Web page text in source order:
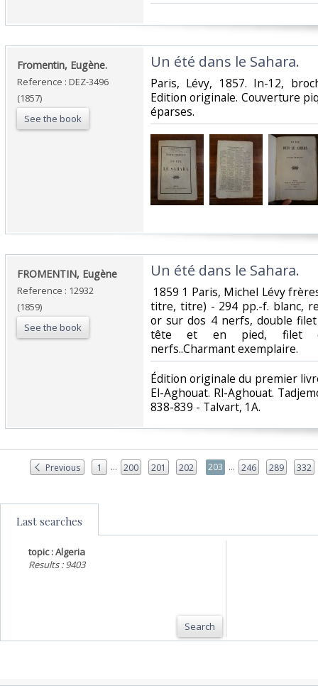
‎Fromentin, Eugène.‎
Reference : DEZ-3496
(1857)
See the book
‎Un été dans le Sahara. ‎
‎Paris, Lévy, 1857. In-12,
Edition originale. Couverture
éparses.‎
‎FROMENTIN, Eugène‎
Reference : 12932
(1859)
See the book
‎Un été dans le Sahara.‎
1859 1 Paris, Michel Lévy
titre, titre) - 294 pp.-f. blanc,
or sur dos 4 nerfs, double
tête et en pied, filet
nerfs..Charmant exemplaire. ‎
‎Édition originale du premier
El-Aghouat. Rl-Aghouat.
838-839 - Talvart, 1A. ‎
Previous 1 ... 200 201 202 203 ... 246 289 332
Last searches
topic : Algeria
Results : 9403
Search